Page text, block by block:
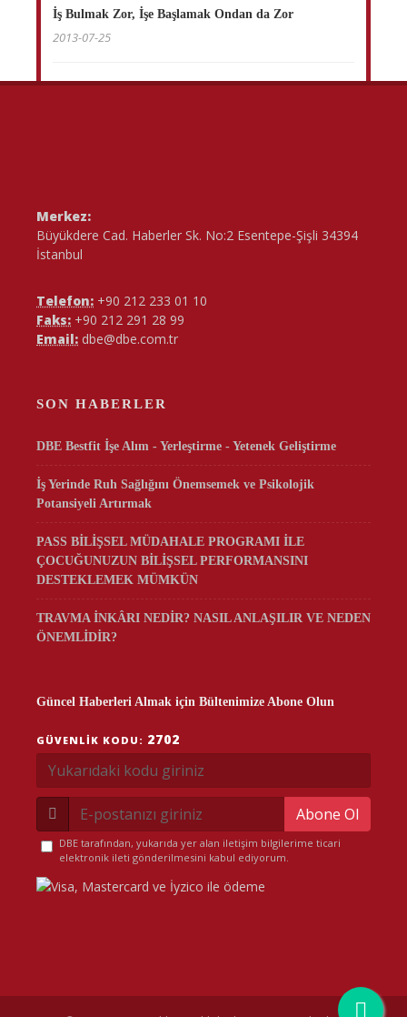
İş Bulmak Zor, İşe Başlamak Ondan da Zor
2013-07-25
Merkez:
Büyükdere Cad. Haberler Sk. No:2 Esentepe-Şişli 34394
İstanbul
Telefon: +90 212 233 01 10
Faks: +90 212 291 28 99
Email: dbe@dbe.com.tr
SON HABERLER
DBE Bestfit İşe Alım - Yerleştirme - Yetenek Geliştirme
İş Yerinde Ruh Sağlığını Önemsemek ve Psikolojik
Potansiyeli Artırmak
PASS BİLİŞSEL MÜDAHALE PROGRAMI İLE
ÇOCUĞUNUZUN BİLİŞSEL PERFORMANSINI
DESTEKLEMEK MÜMKÜN
TRAVMA İNKÂRI NEDİR? NASIL ANLAŞILIR VE NEDEN
ÖNEMLİDİR?
Güncel Haberleri Almak için Bültenimize Abone Olun
GÜVENLIK KODU: 2702
Abone Ol
DBE tarafından, yukarıda yer alan iletişim bilgilerime ticari
elektronik ileti gönderilmesini kabul ediyorum.